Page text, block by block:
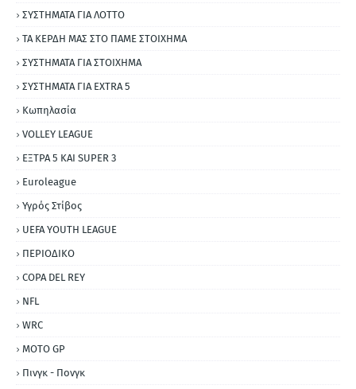
ΣΥΣΤΗΜΑΤΑ ΓΙΑ ΛΟΤΤΟ
ΤΑ ΚΕΡΔΗ ΜΑΣ ΣΤΟ ΠΑΜΕ ΣΤΟΙΧΗΜΑ
ΣΥΣΤΗΜΑΤΑ ΓΙΑ ΣΤΟΙΧΗΜΑ
ΣΥΣΤΗΜΑΤΑ ΓΙΑ ΕΧΤRΑ 5
Κωπηλασία
VOLLEY LEAGUE
ΕΞΤΡΑ 5 ΚΑΙ SUPER 3
Εuroleague
Υγρός Στίβος
UEFA YOUTH LEAGUE
ΠΕΡΙΟΔΙΚΟ
COPA DEL REY
NFL
WRC
MOTO GP
Πινγκ - Πονγκ